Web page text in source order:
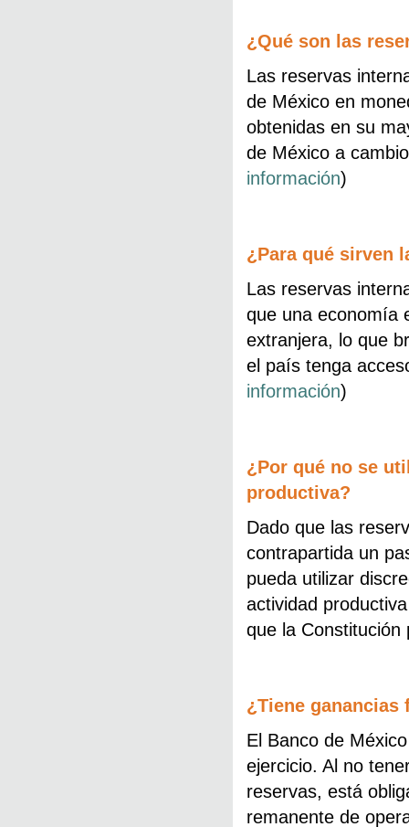
¿Qué son las
Las reservas
de México en
obtenidas en su
de México a
información)
¿Para qué sirven
Las reservas
que una economía
extranjera, lo que
el país tenga
información)
¿Por qué no se
productiva?
Dado que las
contrapartida un
pueda utilizar
actividad
que la
¿Tiene ganancias
El Banco de
ejercicio. Al no
reservas, está
remanente de